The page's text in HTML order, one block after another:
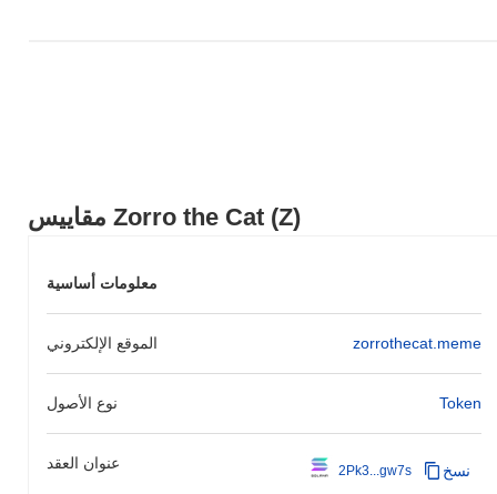
مقاييس Zorro the Cat (Z)
معلومات أساسية
الموقع الإلكتروني zorrothecat.meme
نوع الأصول Token
عنوان العقد 2Pk3...gw7s نسخ